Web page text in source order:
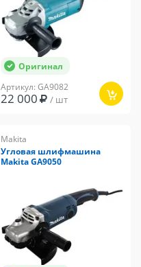
Оригинал
Артикул: GA9082
22 000 / шт
Makita
Угловая шлифмашина
Makita GA9050